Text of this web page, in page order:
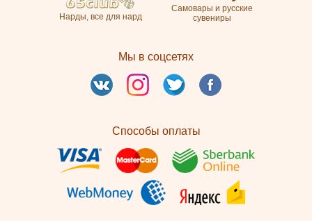
Нарды, все для нард
Самовары и русские
сувениры
Мы в соцсетях
Способы оплаты